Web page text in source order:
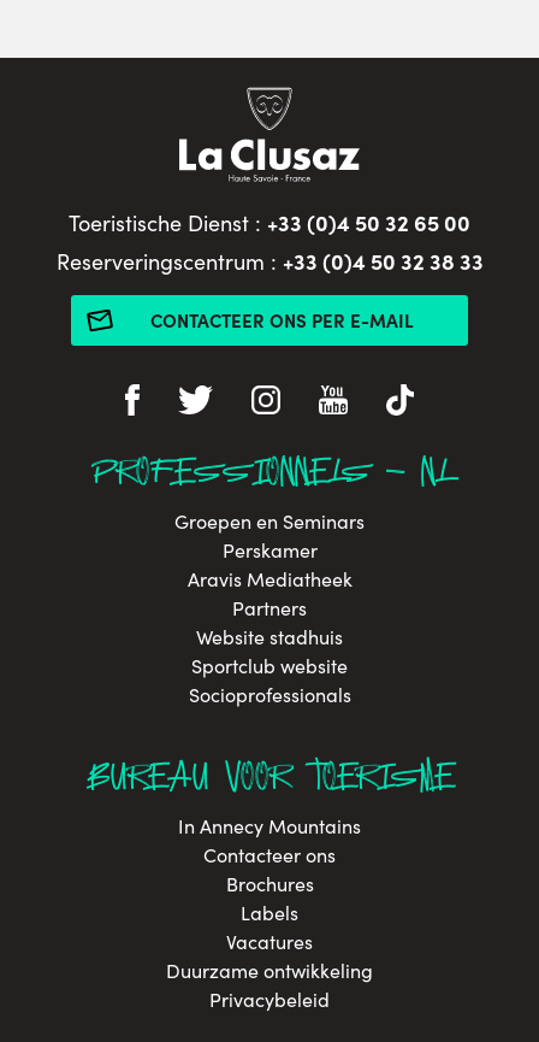
Toeristische Dienst : +33 (0)4 50 32 65 00
Reserveringscentrum : +33 (0)4 50 32 38 33
CONTACTEER ONS PER E-MAIL
PROFESSIONNELS - NL
Groepen en Seminars
Perskamer
Aravis Mediatheek
Partners
Website stadhuis
Sportclub website
Socioprofessionals
BUREAU VOOR TOERISME
In Annecy Mountains
Contacteer ons
Brochures
Labels
Vacatures
Duurzame ontwikkeling
Privacybeleid